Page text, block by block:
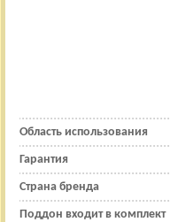
Область использования
Гарантия
Страна бренда
Поддон входит в комплект